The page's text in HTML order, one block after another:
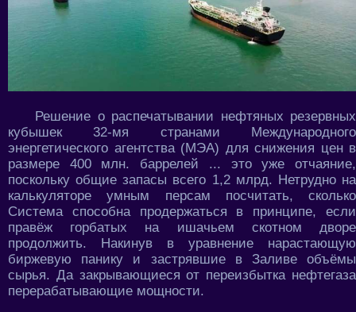
Решение о распечатывании нефтяных резервных
кубышек 32-мя странами Международного
энергетического агентства (МЭА) для снижения цен в
размере 400 млн. баррелей ... это уже отчаяние,
поскольку общие запасы всего 1,2 млрд. Нетрудно на
калькуляторе умным персам посчитать, сколько
Система способна продержаться в принципе, если
правёж горбатых на ишачьем скотном дворе
продолжить. Накинув в уравнение нарастающую
биржевую панику и застрявшие в Заливе объёмы
сырья. Да закрывающиеся от переизбытка нефтегаза
перерабатывающие мощности.